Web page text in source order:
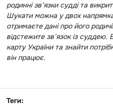
родинні зв’язки судді та
Шукати можна у двох
отримаєте дані про його
відстежите зв’язок із
карту України та знайти
він працює.
Теги: